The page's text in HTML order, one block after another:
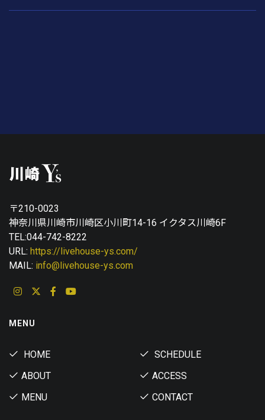
〒210-0023
神奈川県川崎市川崎区小川町14-16 イクタス川崎6F
TEL:044-742-8222
URL: https://livehouse-ys.com/
MAIL: info@livehouse-ys.com
MENU
HOME
SCHEDULE
ABOUT
ACCESS
MENU
CONTACT